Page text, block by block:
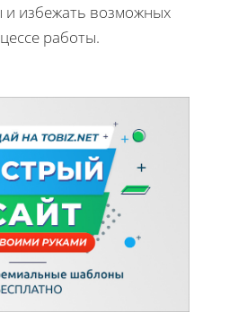
избежать возможных
работы.